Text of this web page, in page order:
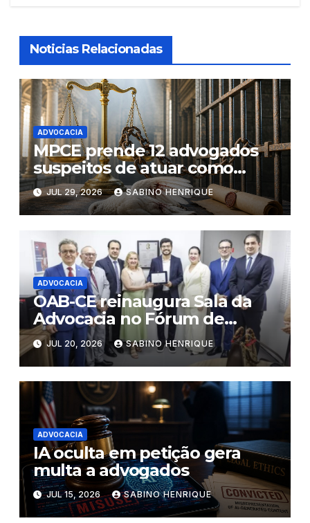
Noticias Relacionadas
ADVOCACIA
MPCE prende 12 advogados
suspeitos de atuar como
“pombos- correio” de facções
criminosas no Ceará
JUL 29, 2026 SABINO HENRIQUE
ADVOCACIA
OAB-CE reinaugura Sala da
Advocacia no Fórum de
Eusébio
JUL 20, 2026 SABINO HENRIQUE
ADVOCACIA
IA oculta em petição gera
multa a advogados
JUL 15, 2026 SABINO HENRIQUE